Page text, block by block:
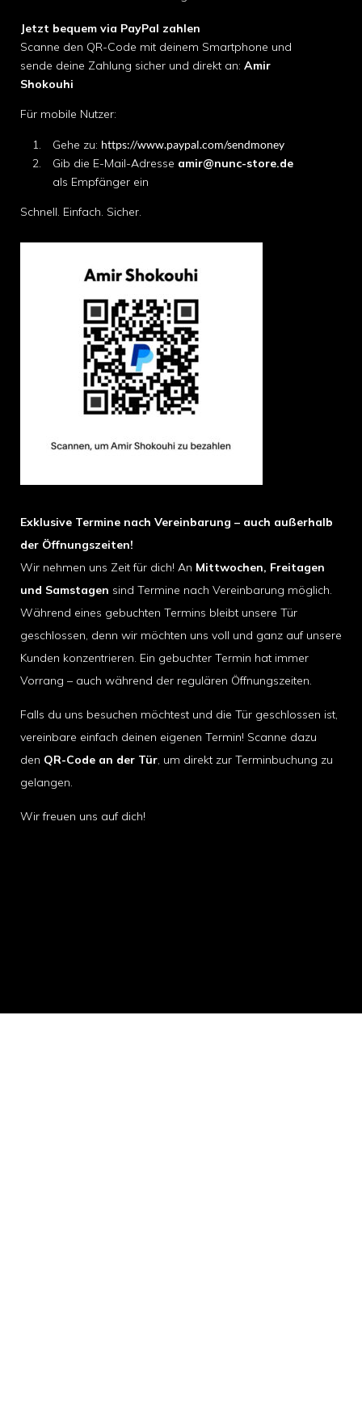
Jetzt bequem via PayPal zahlen
Scanne den QR-Code mit deinem Smartphone und
sende deine Zahlung sicher und direkt an: Amir
Shokouhi
Für mobile Nutzer:
Gehe zu: https://www.paypal.com/sendmoney
Gib die E-Mail-Adresse amir@nunc-store.de
als Empfänger ein
Schnell. Einfach. Sicher.
Exklusive Termine nach Vereinbarung – auch außerhalb
der Öffnungszeiten!
Wir nehmen uns Zeit für dich! An Mittwochen, Freitagen
und Samstagen sind Termine nach Vereinbarung möglich.
Während eines gebuchten Termins bleibt unsere Tür
geschlossen, denn wir möchten uns voll und ganz auf unsere
Kunden konzentrieren. Ein gebuchter Termin hat immer
Vorrang – auch während der regulären Öffnungszeiten.
Falls du uns besuchen möchtest und die Tür geschlossen ist,
vereinbare einfach deinen eigenen Termin! Scanne dazu
den QR-Code an der Tür, um direkt zur Terminbuchung zu
gelangen.
Wir freuen uns auf dich!